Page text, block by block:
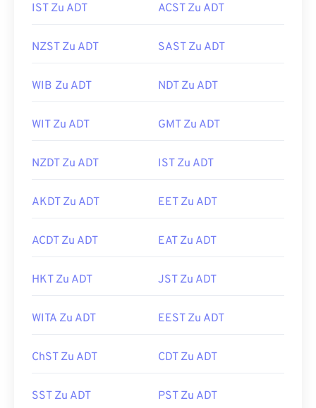
IST Zu ADT ACST Zu ADT
NZST Zu ADT SAST Zu ADT
WIB Zu ADT NDT Zu ADT
WIT Zu ADT GMT Zu ADT
NZDT Zu ADT IST Zu ADT
AKDT Zu ADT EET Zu ADT
ACDT Zu ADT EAT Zu ADT
HKT Zu ADT JST Zu ADT
WITA Zu ADT EEST Zu ADT
ChST Zu ADT CDT Zu ADT
SST Zu ADT PST Zu ADT